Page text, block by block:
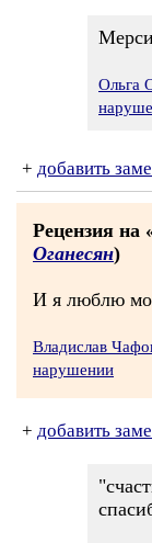
Ольга
+ добавить
Рецензия на
Оганесян)
И я люблю
Владислав
нарушении
+ добавить